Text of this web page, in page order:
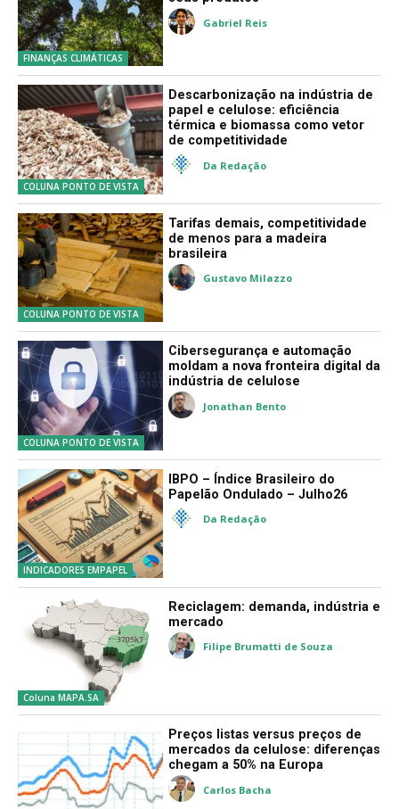
FINANÇAS CLIMÁTICAS
Pagamentos por serviços
ambientais: as florestas além de
COLUNA PONTO DE VISTA
Descarbonização na indústria de
papel e celulose: eficiência
térmica e biomassa como vetor
COLUNA PONTO DE VISTA
Tarifas demais, competitividade
de menos para a madeira
COLUNA PONTO DE VISTA
Cibersegurança e automação
moldam a nova fronteira digital da
INDICADORES EMPAPEL
IBPO – Índice Brasileiro do
Coluna MAPA.SA
Reciclagem: demanda, indústria e
Preços listas versus preços de
mercados da celulose: diferenças